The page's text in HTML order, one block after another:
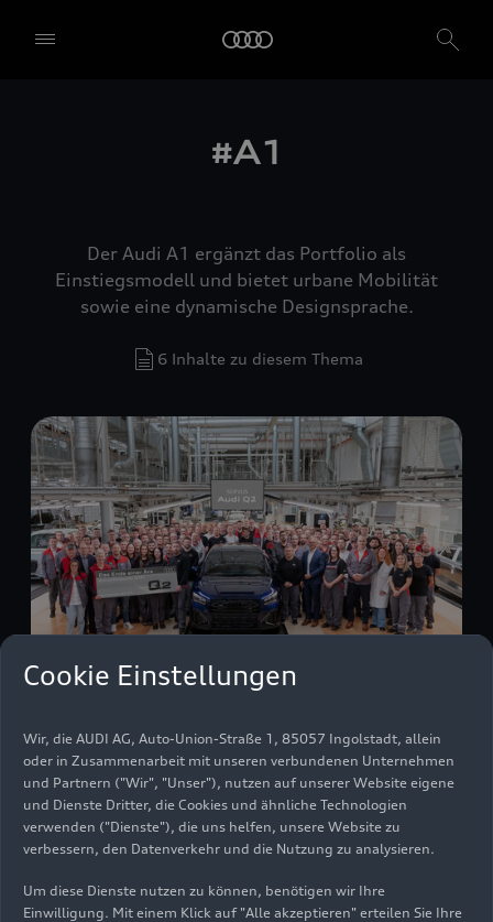
#A1
Der Audi A1 ergänzt das Portfolio als
Einstiegsmodell und bietet urbane Mobilität
sowie eine dynamische Designsprache.
6 Inhalte zu diesem Thema
Audi stärkt
Produktionsnetzwerk:
Verbundfertigung und neue
vollelektrische Baureihe in
Ingolstadt
Cookie Einstellungen
Wir, die AUDI AG, Auto-Union-Straße 1, 85057 Ingolstadt, allein
oder in Zusammenarbeit mit unseren verbundenen Unternehmen
und Partnern ("Wir", "Unser"), nutzen auf unserer Website eigene
und Dienste Dritter, die Cookies und ähnliche Technologien
verwenden ("Dienste"), die uns helfen, unsere Website zu
verbessern, den Datenverkehr und die Nutzung zu analysieren.
Um diese Dienste nutzen zu können, benötigen wir Ihre
Einwilligung. Mit einem Klick auf "Alle akzeptieren" erteilen Sie Ihre